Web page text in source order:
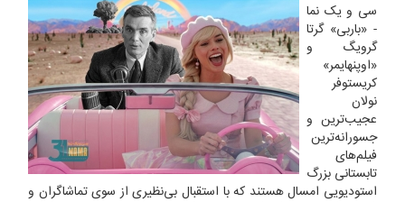
سی و یک نما
- «باربی» گرتا
گرویگ و
«اوپنهایمر»
کریستوفر
نولان
عجیب‌ترین و
جسورانه‌ترین
فیلم‌های
تابستانی بزرگ
استودیویی امسال هستند که با استقبال بی‌نظیری از سوی تماشاگران و